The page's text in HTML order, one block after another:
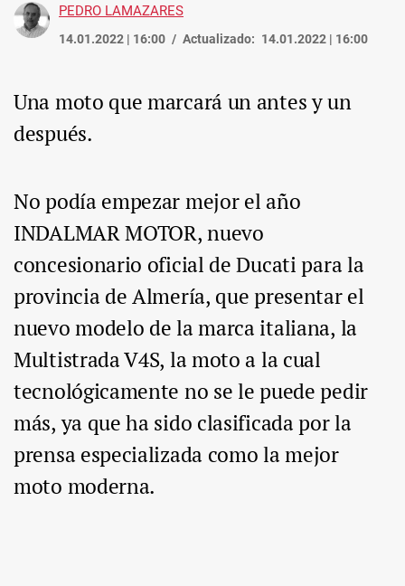
PEDRO LAMAZARES
14.01.2022 | 16:00 Actualizado: 14.01.2022 | 16:00
Una moto que marcará un antes y un
después.
No podía empezar mejor el año
INDALMAR MOTOR, nuevo
concesionario oficial de Ducati para la
provincia de Almería, que presentar el
nuevo modelo de la marca italiana, la
Multistrada V4S, la moto a la cual
tecnológicamente no se le puede pedir
más, ya que ha sido clasificada por la
prensa especializada como la mejor
moto moderna.